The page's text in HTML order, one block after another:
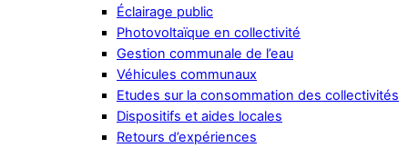
Éclairage public
Photovoltaïque en collectivité
Gestion communale de l’eau
Véhicules communaux
Etudes sur la consommation des collectivités
Dispositifs et aides locales
Retours d’expériences